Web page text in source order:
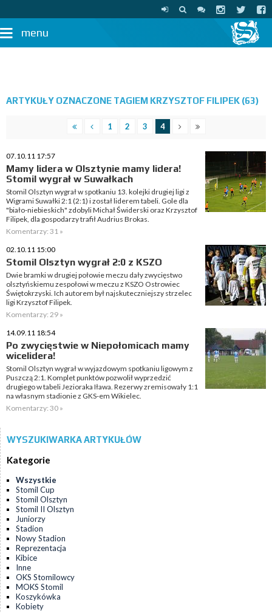
menu
ARTYKUŁY OZNACZONE TAGIEM KRZYSZTOF FILIPEK (63)
1 2 3 4
07.10.11 17:57
Mamy lidera w Olsztynie mamy lidera!
Stomil wygrał w Suwałkach
Stomil Olsztyn wygrał w spotkaniu 13. kolejki drugiej ligi z
Wigrami Suwałki 2:1 (2:1) i został liderem tabeli. Gole dla
"biało-niebieskich" zdobyli Michał Świderski oraz Krzysztof
Filipek, dla gospodarzy trafił Audrius Brokas.
Komentarzy: 31 »
02.10.11 15:00
Stomil Olsztyn wygrał 2:0 z KSZO
Dwie bramki w drugiej połowie meczu dały zwycięstwo
olsztyńskiemu zespołowi w meczu z KSZO Ostrowiec
Świętokrzyski. Ich autorem był najskuteczniejszy strzelec
ligi Krzysztof Filipek.
Komentarzy: 29 »
14.09.11 18:54
Po zwycięstwie w Niepołomicach mamy
wicelidera!
Stomil Olsztyn wygrał w wyjazdowym spotkaniu ligowym z
Puszczą 2:1. Komplet punktów pozwolił wyprzedzić
drugiego w tabeli Jezioraka Iława. Rezerwy zremisowały 1:1
na własnym stadionie z GKS-em Wikielec.
Komentarzy: 30 »
WYSZUKIWARKA ARTYKUŁÓW
Kategorie
Wszystkie
Stomil Cup
Stomil Olsztyn
Stomil II Olsztyn
Juniorzy
Stadion
Nowy Stadion
Reprezentacja
Kibice
Inne
OKS Stomilowcy
MOKS Stomil
Koszykówka
Kobiety